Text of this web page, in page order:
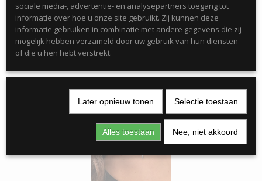
€ 14,99
IN WINKELWAGEN
sociale media-, advertentie- en analysepartners toegang tot
informatie over hoe u onze site gebruikt. Zij kunnen deze
informatie gebruiken in combinatie met andere gegevens die zij
mogelijk hebben verzameld door uw gebruik van hun diensten
of die u hen hebt verstrekt.
Later opnieuw tonen Selectie toestaan
Alles toestaan Nee, niet akkoord